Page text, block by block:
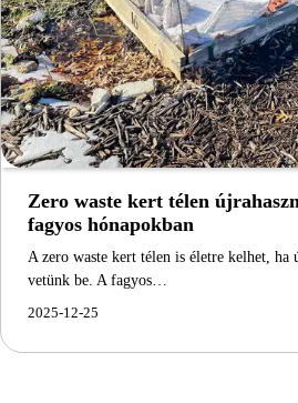
Zero waste kert télen
fagyos hónapokban
A zero waste kert télen is életre kelhet, ha
vetünk be. A fagyos…
2025-12-25